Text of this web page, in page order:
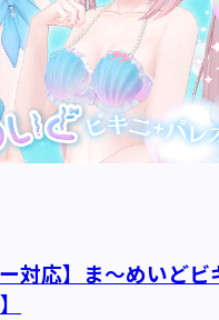
ー対応】ま～めいど